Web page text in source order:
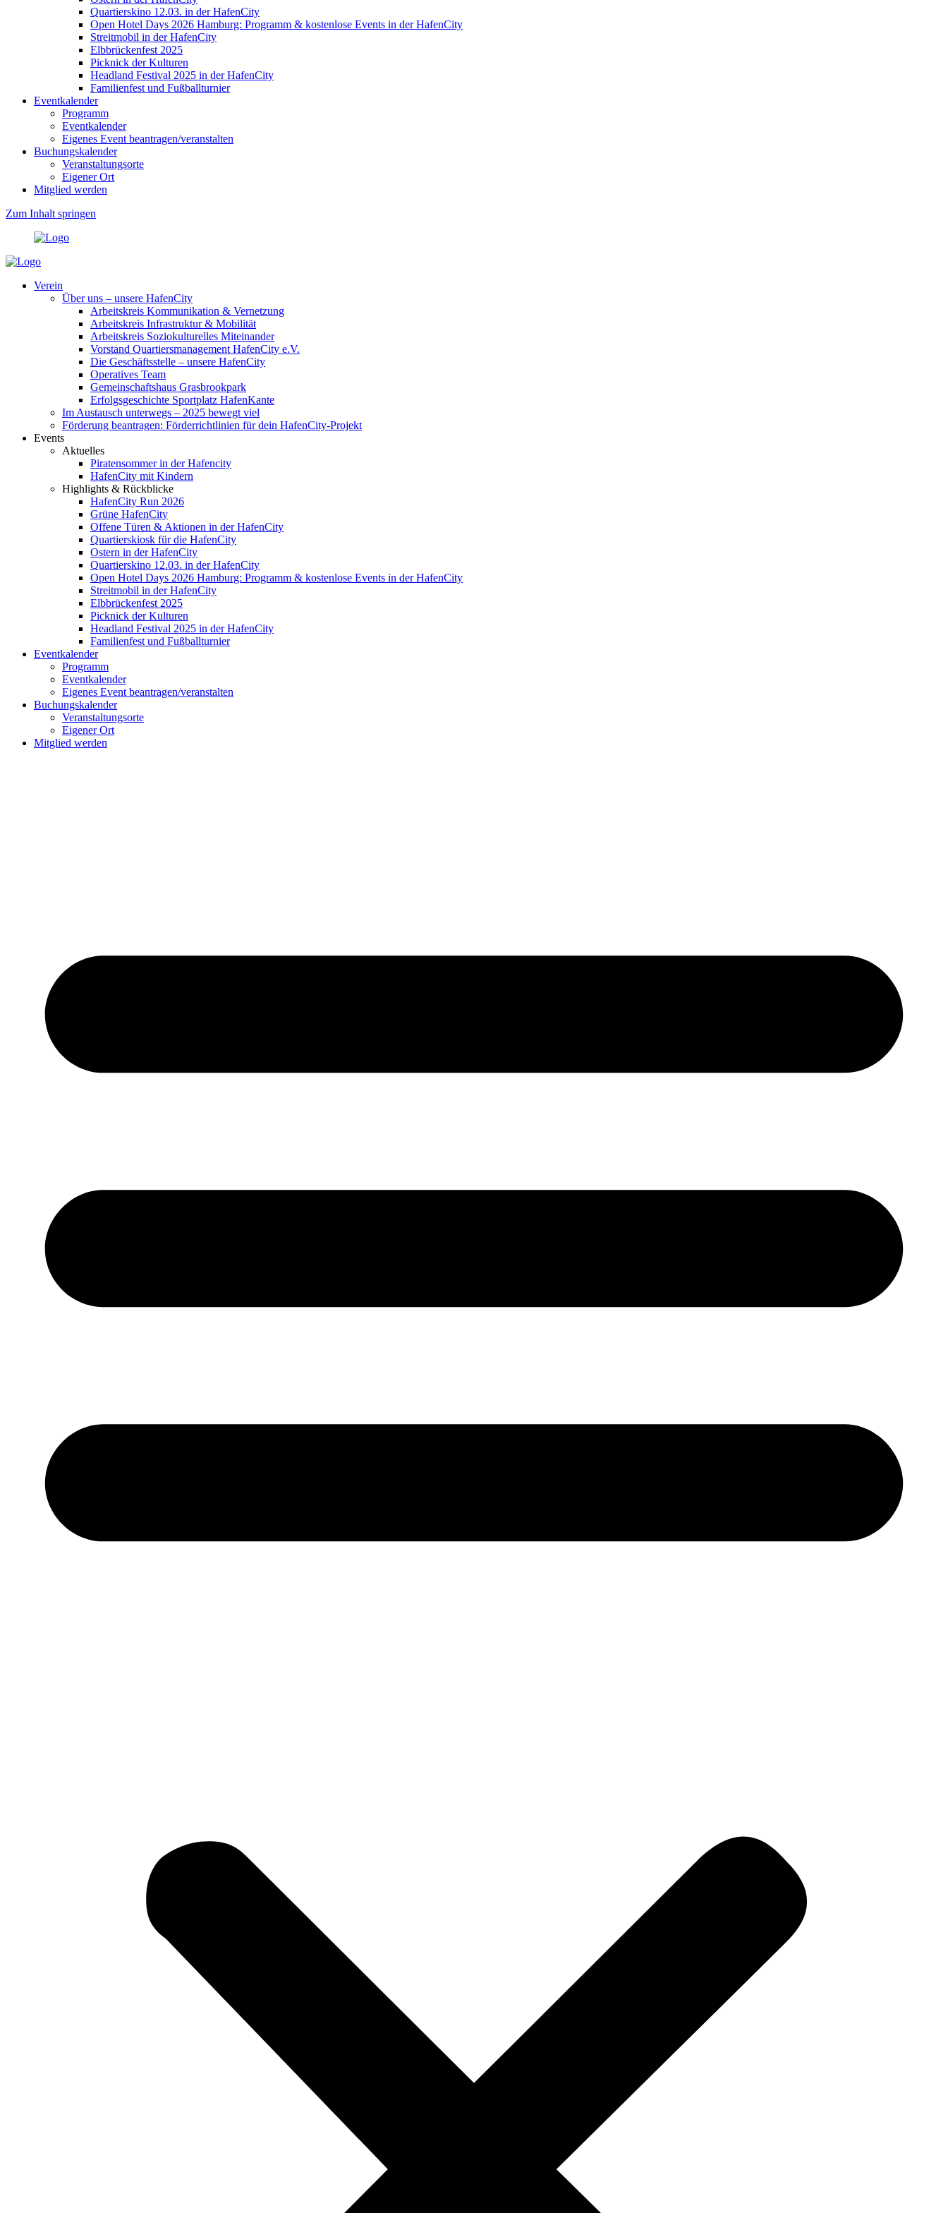
Quartierskino 12.03. in der HafenCity
Open Hotel Days 2026 Hamburg: Programm & kostenlose Events in der HafenCity
Streitmobil in der HafenCity
Elbbrückenfest 2025
Picknick der Kulturen
Headland Festival 2025 in der HafenCity
Familienfest und Fußballturnier
Eventkalender
Programm
Eventkalender
Eigenes Event beantragen/veranstalten
Buchungskalender
Veranstaltungsorte
Eigener Ort
Mitglied werden
Zum Inhalt springen
Verein
Über uns – unsere HafenCity
Arbeitskreis Kommunikation & Vernetzung
Arbeitskreis Infrastruktur & Mobilität
Arbeitskreis Soziokulturelles Miteinander
Vorstand Quartiersmanagement HafenCity e.V.
Die Geschäftsstelle – unsere HafenCity
Operatives Team
Gemeinschaftshaus Grasbrookpark
Erfolgsgeschichte Sportplatz HafenKante
Im Austausch unterwegs – 2025 bewegt viel
Förderung beantragen: Förderrichtlinien für dein HafenCity-Projekt
Events
Aktuelles
Piratensommer in der Hafencity
HafenCity mit Kindern
Highlights & Rückblicke
HafenCity Run 2026
Grüne HafenCity
Offene Türen & Aktionen in der HafenCity
Quartierskiosk für die HafenCity
Ostern in der HafenCity
Quartierskino 12.03. in der HafenCity
Open Hotel Days 2026 Hamburg: Programm & kostenlose Events in der HafenCity
Streitmobil in der HafenCity
Elbbrückenfest 2025
Picknick der Kulturen
Headland Festival 2025 in der HafenCity
Familienfest und Fußballturnier
Eventkalender
Programm
Eventkalender
Eigenes Event beantragen/veranstalten
Buchungskalender
Veranstaltungsorte
Eigener Ort
Mitglied werden